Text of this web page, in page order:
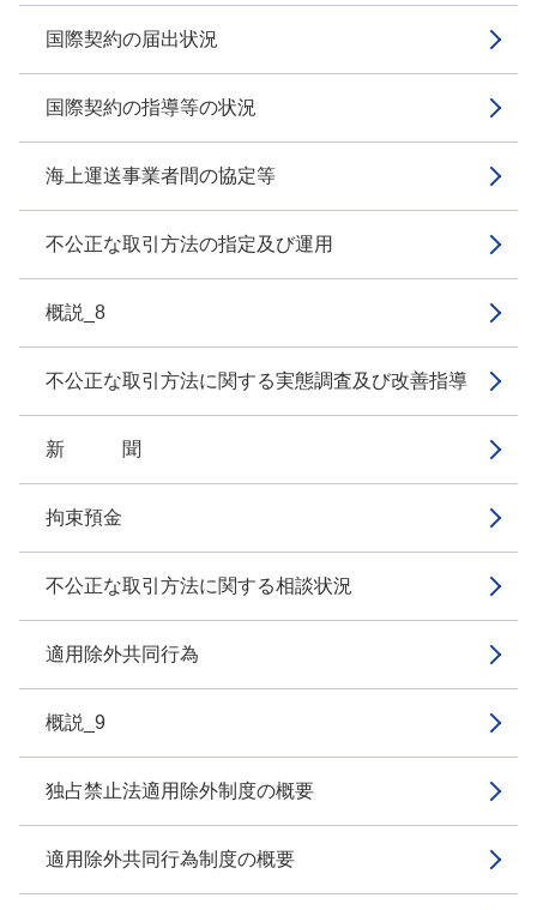
国際契約の届出状況
国際契約の指導等の状況
海上運送事業者間の協定等
不公正な取引方法の指定及び運用
概説_8
不公正な取引方法に関する実態調査及び改善指導
新 聞
拘束預金
不公正な取引方法に関する相談状況
適用除外共同行為
概説_9
独占禁止法適用除外制度の概要
適用除外共同行為制度の概要